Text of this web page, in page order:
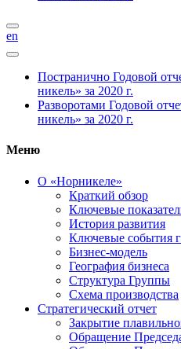
en
Постранично Годовой
никель» за 2020 г.
Разворотами Годовой
никель» за 2020 г.
Меню
О «Норникеле»
Краткий обзор
Ключевые
История развития
Ключевые события
Бизнес-модель
География бизнеса
Структура Группы
Схема производства
Стратегический отчет
Закрытие
Обращение